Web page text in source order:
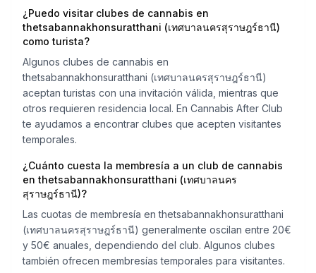
¿Puedo visitar clubes de cannabis en
thetsabannakhonsuratthani (เทศบาลนครสุราษฎร์ธานี)
como turista?
Algunos clubes de cannabis en
thetsabannakhonsuratthani (เทศบาลนครสุราษฎร์ธานี)
aceptan turistas con una invitación válida, mientras que
otros requieren residencia local. En Cannabis After Club
te ayudamos a encontrar clubes que acepten visitantes
temporales.
¿Cuánto cuesta la membresía a un club de cannabis
en thetsabannakhonsuratthani (เทศบาลนคร
สุราษฎร์ธานี)?
Las cuotas de membresía en thetsabannakhonsuratthani
(เทศบาลนครสุราษฎร์ธานี) generalmente oscilan entre 20€
y 50€ anuales, dependiendo del club. Algunos clubes
también ofrecen membresías temporales para visitantes.